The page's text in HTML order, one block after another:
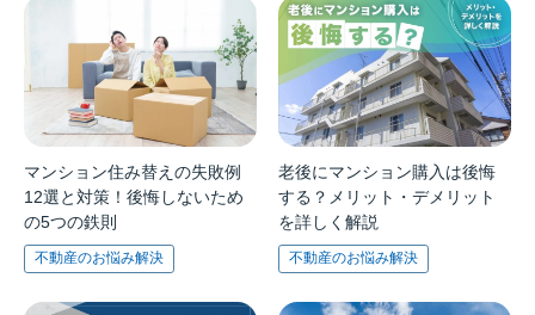
マンション住み替えの失敗例
12選と対策！後悔しないため
の5つの鉄則
不動産のお悩み解決
老後にマンション購入は後悔
する？メリット・デメリット
を詳しく解説
不動産のお悩み解決